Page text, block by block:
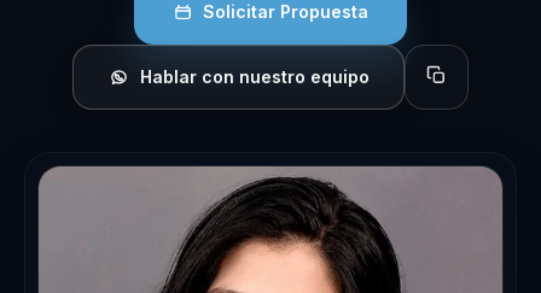
Solicitar Propuesta
Hablar con nuestro equipo Copiar perfil